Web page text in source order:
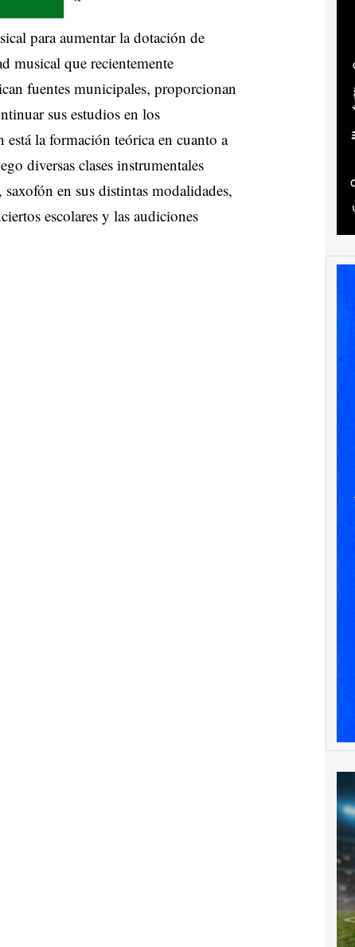
para aumentar la dotación de
musical que recientemente
fuentes municipales, proporcionan
sus estudios en los
está la formación teórica en cuanto a
diversas clases instrumentales
en sus distintas modalidades,
escolares y las audiciones